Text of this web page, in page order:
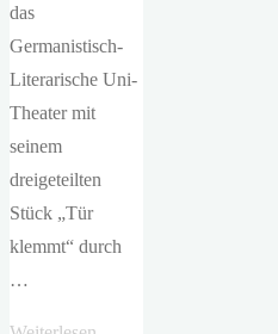
das
Germanistisch-
Literarische Uni-
Theater mit
seinem
dreigeteilten
Stück „Tür
klemmt“ durch
…